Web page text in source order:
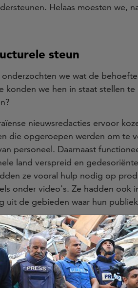
Helaas moesten we,
steun
we wat de
konden we hen in staat stellen
nieuwsredacties ervoor
die opgeroepen werden om
personeel. Daarnaast
land verspreid en
ze vooral hulp nodig op
onder video's. Ze hadden ook
uit de gebieden waar hun